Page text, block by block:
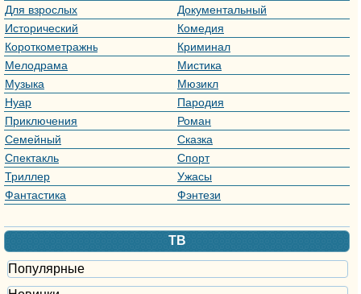
Для взрослых
Документальный
Исторический
Комедия
Короткометражный
Криминал
Мелодрама
Мистика
Музыка
Мюзикл
Нуар
Пародия
Приключения
Роман
Семейный
Сказка
Спектакль
Спорт
Триллер
Ужасы
Фантастика
Фэнтези
ТВ
Популярные